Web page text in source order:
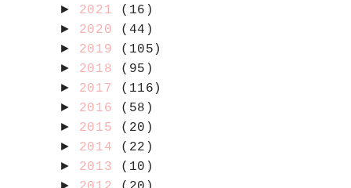
► 2021 (16)
► 2020 (44)
► 2019 (105)
► 2018 (95)
► 2017 (116)
► 2016 (58)
► 2015 (20)
► 2014 (22)
► 2013 (10)
►